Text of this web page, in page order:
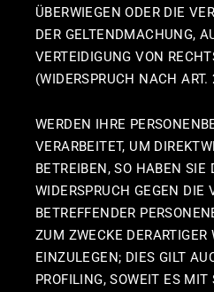
ÜBERWIEGEN ODER DIE
DER GELTENDMACHUNG,
VERTEIDIGUNG VON
(WIDERSPRUCH NACH
WERDEN IHRE
VERARBEITET, UM
BETREIBEN, SO HABEN SIE
WIDERSPRUCH GEGEN DIE
BETREFFENDER
ZUM ZWECKE DERARTIGER
EINZULEGEN; DIES GILT
PROFILING, SOWEIT ES MIT